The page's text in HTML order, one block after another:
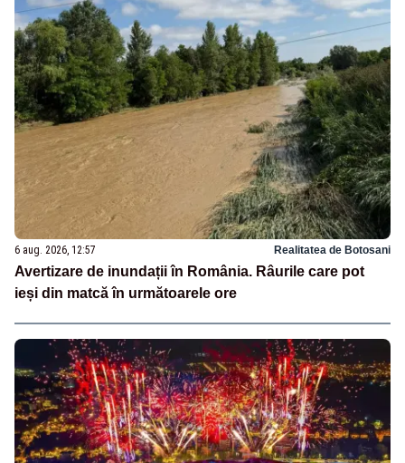
6 aug. 2026, 12:57 Realitatea de Botosani
Avertizare de inundații în România. Râurile care pot
ieși din matcă în următoarele ore